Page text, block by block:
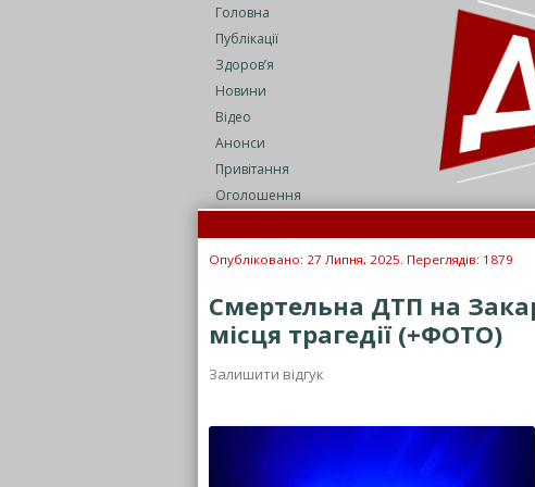
Головна
Публікації
Здоров’я
Новини
Відео
Анонси
Привітання
Оголошення
Опубліковано: 27 Липня, 2025. Переглядів: 1879
Смертельна ДТП на
місця трагедії (+ФОТО)
Залишити відгук